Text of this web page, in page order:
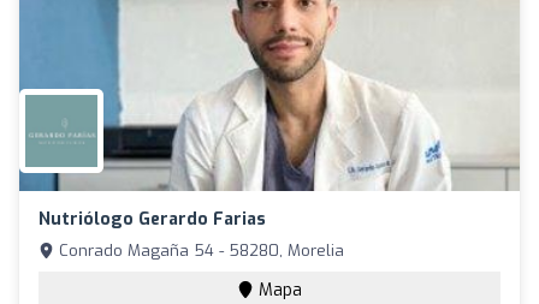
Nutriólogo Gerardo Farias
Conrado Magaña 54 - 58280, Morelia
Mapa